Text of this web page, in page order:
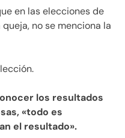
en las elecciones de
no se menciona la
los resultados
«todo es
el resultado».